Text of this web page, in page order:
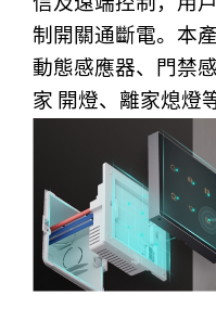
制開關通斷電。本
動態感應器、門禁
家 開燈、離家熄燈